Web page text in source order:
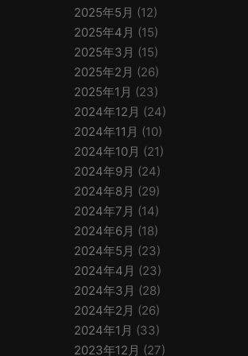
2025年5月 (12)
2025年4月 (15)
2025年3月 (15)
2025年2月 (26)
2025年1月 (23)
2024年12月 (24)
2024年11月 (10)
2024年10月 (21)
2024年9月 (24)
2024年8月 (29)
2024年7月 (14)
2024年6月 (18)
2024年5月 (23)
2024年4月 (23)
2024年3月 (28)
2024年2月 (26)
2024年1月 (33)
2023年12月 (27)